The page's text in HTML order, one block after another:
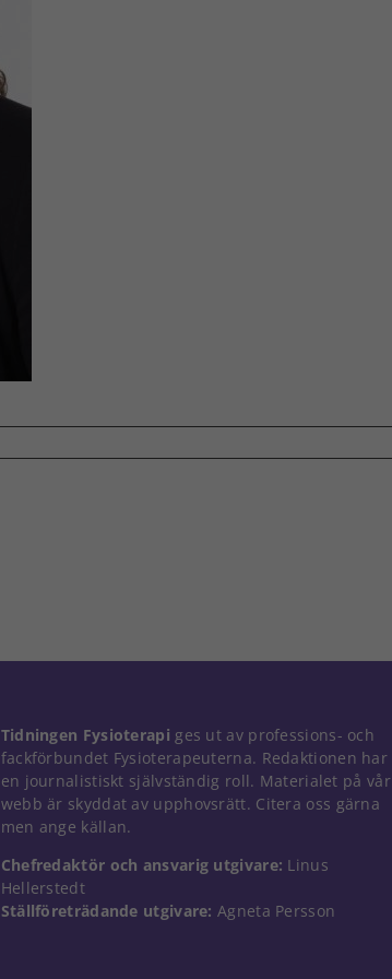
Tidningen Fysioterapi ges ut av professions- och
fackförbundet Fysioterapeuterna. Redaktionen har
en journalistiskt självständig roll. Materialet på vår
webb är skyddat av upphovsrätt. Citera oss gärna
men ange källan.
Chefredaktör och ansvarig utgivare: Linus
Hellerstedt
Ställföreträdande utgivare: Agneta Persson
Nödvändiga
Dessa kakor
går inte att
välja bort. De
behövs för
taget ska